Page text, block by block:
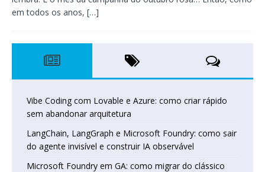
em todos os anos, […]
Vibe Coding com Lovable e Azure: como criar rápido
sem abandonar arquitetura
LangChain, LangGraph e Microsoft Foundry: como sair
do agente invisível e construir IA observável
Microsoft Foundry em GA: como migrar do clássico